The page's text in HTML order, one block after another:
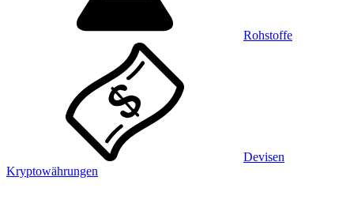
Rohstoffe
Devisen
Kryptowährungen